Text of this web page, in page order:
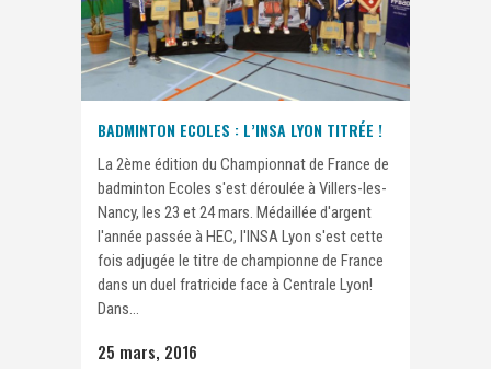
BADMINTON ECOLES : L’INSA LYON TITRÉE !
La 2ème édition du Championnat de France de
badminton Ecoles s'est déroulée à Villers-les-
Nancy, les 23 et 24 mars. Médaillée d'argent
l'année passée à HEC, l'INSA Lyon s'est cette
fois adjugée le titre de championne de France
dans un duel fratricide face à Centrale Lyon!
Dans...
25 mars, 2016